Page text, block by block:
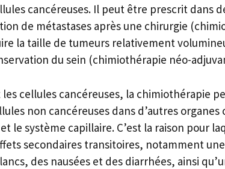
cancéreuses. Il peut être prescrit dans
de métastases après une chirurgie
la taille de tumeurs relativement
du sein (chimiothérapie néo-
cellules cancéreuses, la chimiothérapie
non cancéreuses dans d’autres organes
le système capillaire. C’est la raison pour
secondaires transitoires, notamment une
des nausées et des diarrhées, ainsi